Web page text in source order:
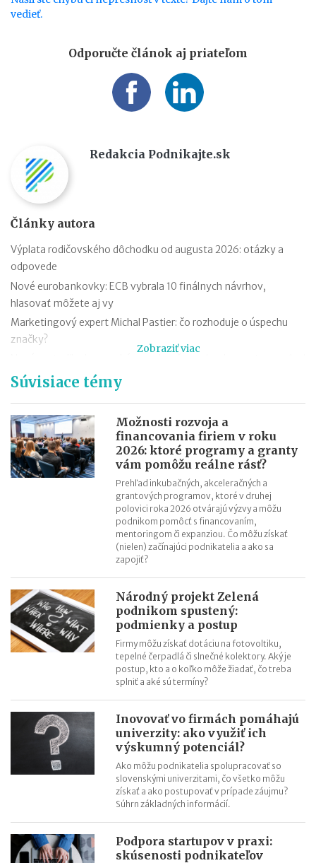
vedieť.
Odporučte článok aj priateľom
Redakcia Podnikajte.sk
Články autora
Výplata rodičovského dôchodku od augusta 2026: otázky a
odpovede
Nové eurobankovky: ECB vybrala 10 finálnych návrhov,
hlasovať môžete aj vy
Marketingový expert Michal Pastier: čo rozhoduje o úspechu
značky?
hodnotení pracovných miest
Kontroly odpočtu DPH pri autách na podnikanie
Kontroly influencerov a tvorcov digitálneho obsahu: finančná
správa sa zameria na ich príjmy
Zmeny v e-faktúre: štát ju opravuje ešte pred zavedením
VÚB mení podmienky firemných debetných a kreditných kariet
Mýty o dôchodkovej prognóze a riešenie sporných situácií
Kedy vznikajú absolventom škôl povinnosti voči Sociálnej
Zobraziť viac
Súvisiace témy
Možnosti rozvoja a
financovania firiem v roku
2026: ktoré programy a granty
vám pomôžu reálne rásť?
Prehľad inkubačných, akceleračných a
grantových programov, ktoré v druhej
polovici roka 2026 otvárajú výzvy a môžu
podnikom pomôcť s financovaním,
mentoringom či expanziou. Čo môžu získať
(nielen) začínajúci podnikatelia a ako sa
zapojiť?
Národný projekt Zelená
podnikom spustený:
podmienky a postup
Firmy môžu získať dotáciu na fotovoltiku,
tepelné čerpadlá či slnečné kolektory. Aký je
postup, kto a o koľko môže žiadať, čo treba
splniť a aké sú termíny?
Inovovať vo firmách pomáhajú
univerzity: ako využiť ich
výskumný potenciál?
Ako môžu podnikatelia spolupracovať so
slovenskými univerzitami, čo všetko môžu
získať a ako postupovať v prípade záujmu?
Súhrn základných informácií.
Podpora startupov v praxi:
skúsenosti podnikateľov